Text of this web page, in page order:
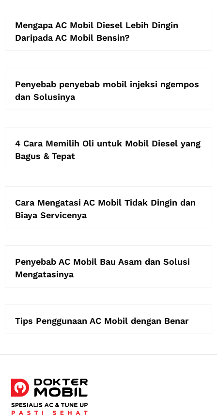
Mengapa AC Mobil Diesel Lebih Dingin
Daripada AC Mobil Bensin?
Penyebab penyebab mobil injeksi ngempos
dan Solusinya
4 Cara Memilih Oli untuk Mobil Diesel yang
Bagus & Tepat
Cara Mengatasi AC Mobil Tidak Dingin dan
Biaya Servicenya
Penyebab AC Mobil Bau Asam dan Solusi
Mengatasinya
Tips Penggunaan AC Mobil dengan Benar